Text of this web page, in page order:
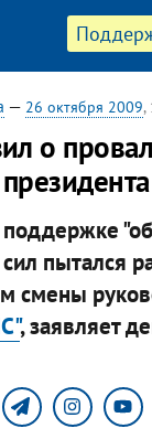
— 26 октября 2009,
о
поддержке
пытался
смены
, заявляет